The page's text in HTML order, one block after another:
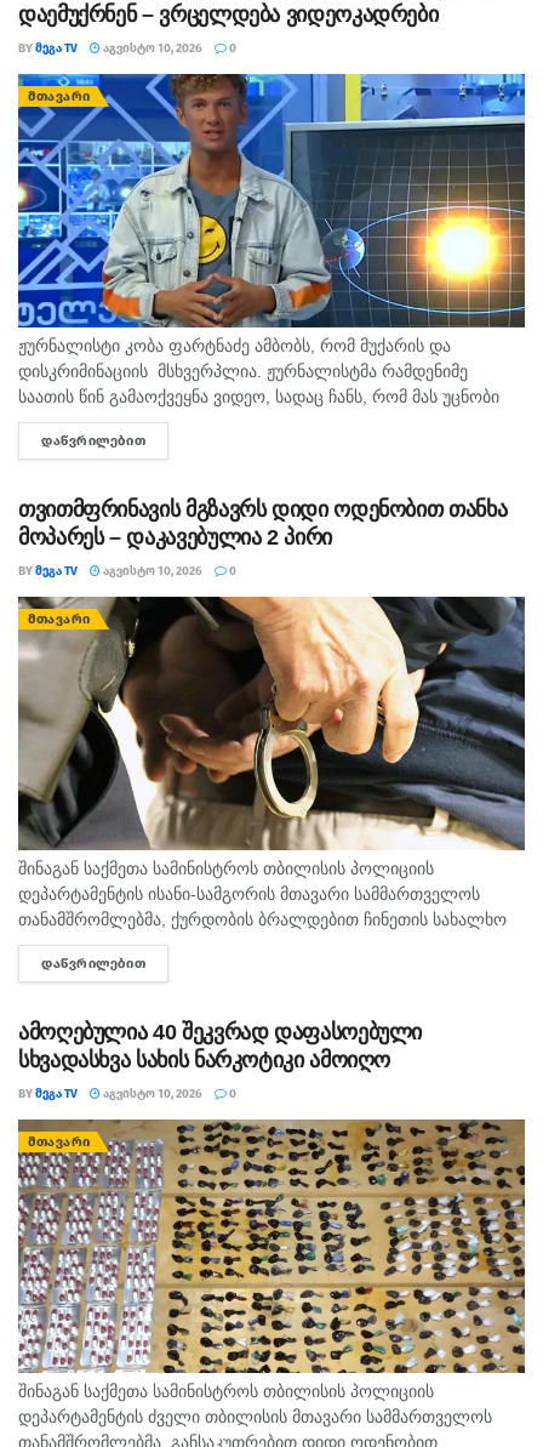
დაემუქრნენ – ვრცელდება ვიდეოკადრები
BYᲛᲔᲒᲐ TV ᲐᲒᲕᲘᲡᲢᲝ 10, 2026 0
ᲛᲗᲐᲕᲐᲠᲘ
ჟურნალისტი კობა ფარტნაძე ამბობს, რომ მუქარის და
დისკრიმინაციის მსხვერპლია. ჟურნალისტმა რამდენიმე
საათის წინ გამაოქვეყნა ვიდეო, სადაც ჩანს, რომ მას უცნობი
პირი შეურაცხყოფას აყენებს და გვერდზე გაყოლას აიძულებს.
ისმის დანის დარტყმის მუქარაც....
ᲓᲐᲬᲕᲠᲘᲚᲔᲑᲘᲗ
თვითმფრინავის მგზავრს დიდი ოდენობით თანხა
მოპარეს – დაკავებულია 2 პირი
BYᲛᲔᲒᲐ TV ᲐᲒᲕᲘᲡᲢᲝ 10, 2026 0
ᲛᲗᲐᲕᲐᲠᲘ
შინაგან საქმეთა სამინისტროს თბილისის პოლიციის
დეპარტამენტის ისანი-სამგორის მთავარი სამმართველოს
თანამშრომლებმა, ქურდობის ბრალდებით ჩინეთის სახალხო
რესპუბლიკის 2 მოქალაქე დააკავეს. უწყების ცნობით,
გამოძიებით დადგინდა, რომ ბრალდებულები ერთ-ერთი
ᲓᲐᲬᲕᲠᲘᲚᲔᲑᲘᲗ
ამოღებულია 40 შეკვრად დაფასოებული
სხვადასხვა სახის ნარკოტიკი ამოიღო
BYᲛᲔᲒᲐ TV ᲐᲒᲕᲘᲡᲢᲝ 10, 2026 0
ᲛᲗᲐᲕᲐᲠᲘ
შინაგან საქმეთა სამინისტროს თბილისის პოლიციის
დეპარტამენტის ძველი თბილისის მთავარი სამმართველოს
თანამშრომლებმა, განსაკუთრებით დიდი ოდენობით